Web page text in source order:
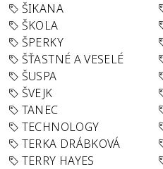
ŠIKANA
ŠKOLA
ŠPERKY
ŠŤASTNÉ A VESELÉ
ŠUSPA
ŠVEJK
TANEC
TECHNOLOGY
TERKA DRÁBKOVÁ
TERRY HAYES